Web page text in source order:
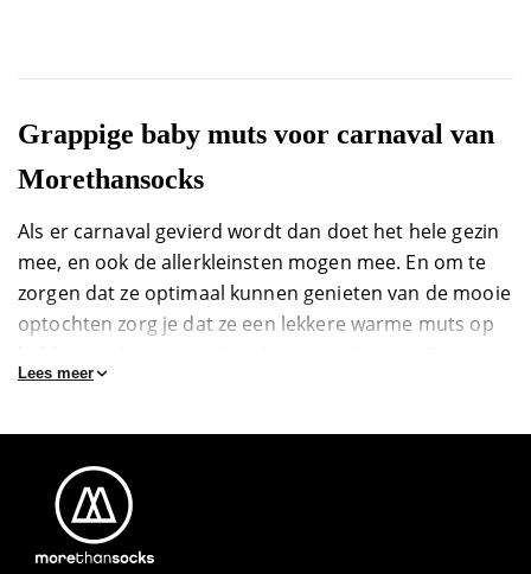
Grappige baby muts voor carnaval van
Morethansocks
Als er carnaval gevierd wordt dan doet het hele gezin
mee, en ook de allerkleinsten mogen mee. En om te
zorgen dat ze optimaal kunnen genieten van de mooie
optochten zorg je dat ze een lekkere warme muts op
de webshop kun je daarom een vrolijke baby muts
materialen kom je meteen helemaal in de stemming.
Wil je dus zeker weten dat je baby geen koude oortjes
krijgt kun je bij ons een baby muts voor carnaval
Lees meer